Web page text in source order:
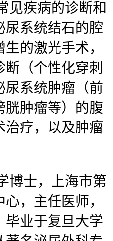
见疾病的诊断和
尿系统结石的腔
的激光手术，
（个性化穿刺
尿系统肿瘤（前
胱肿瘤等）的腹
治疗，以及肿瘤
博士，上海市第
，主任医师，
毕业于复旦大学